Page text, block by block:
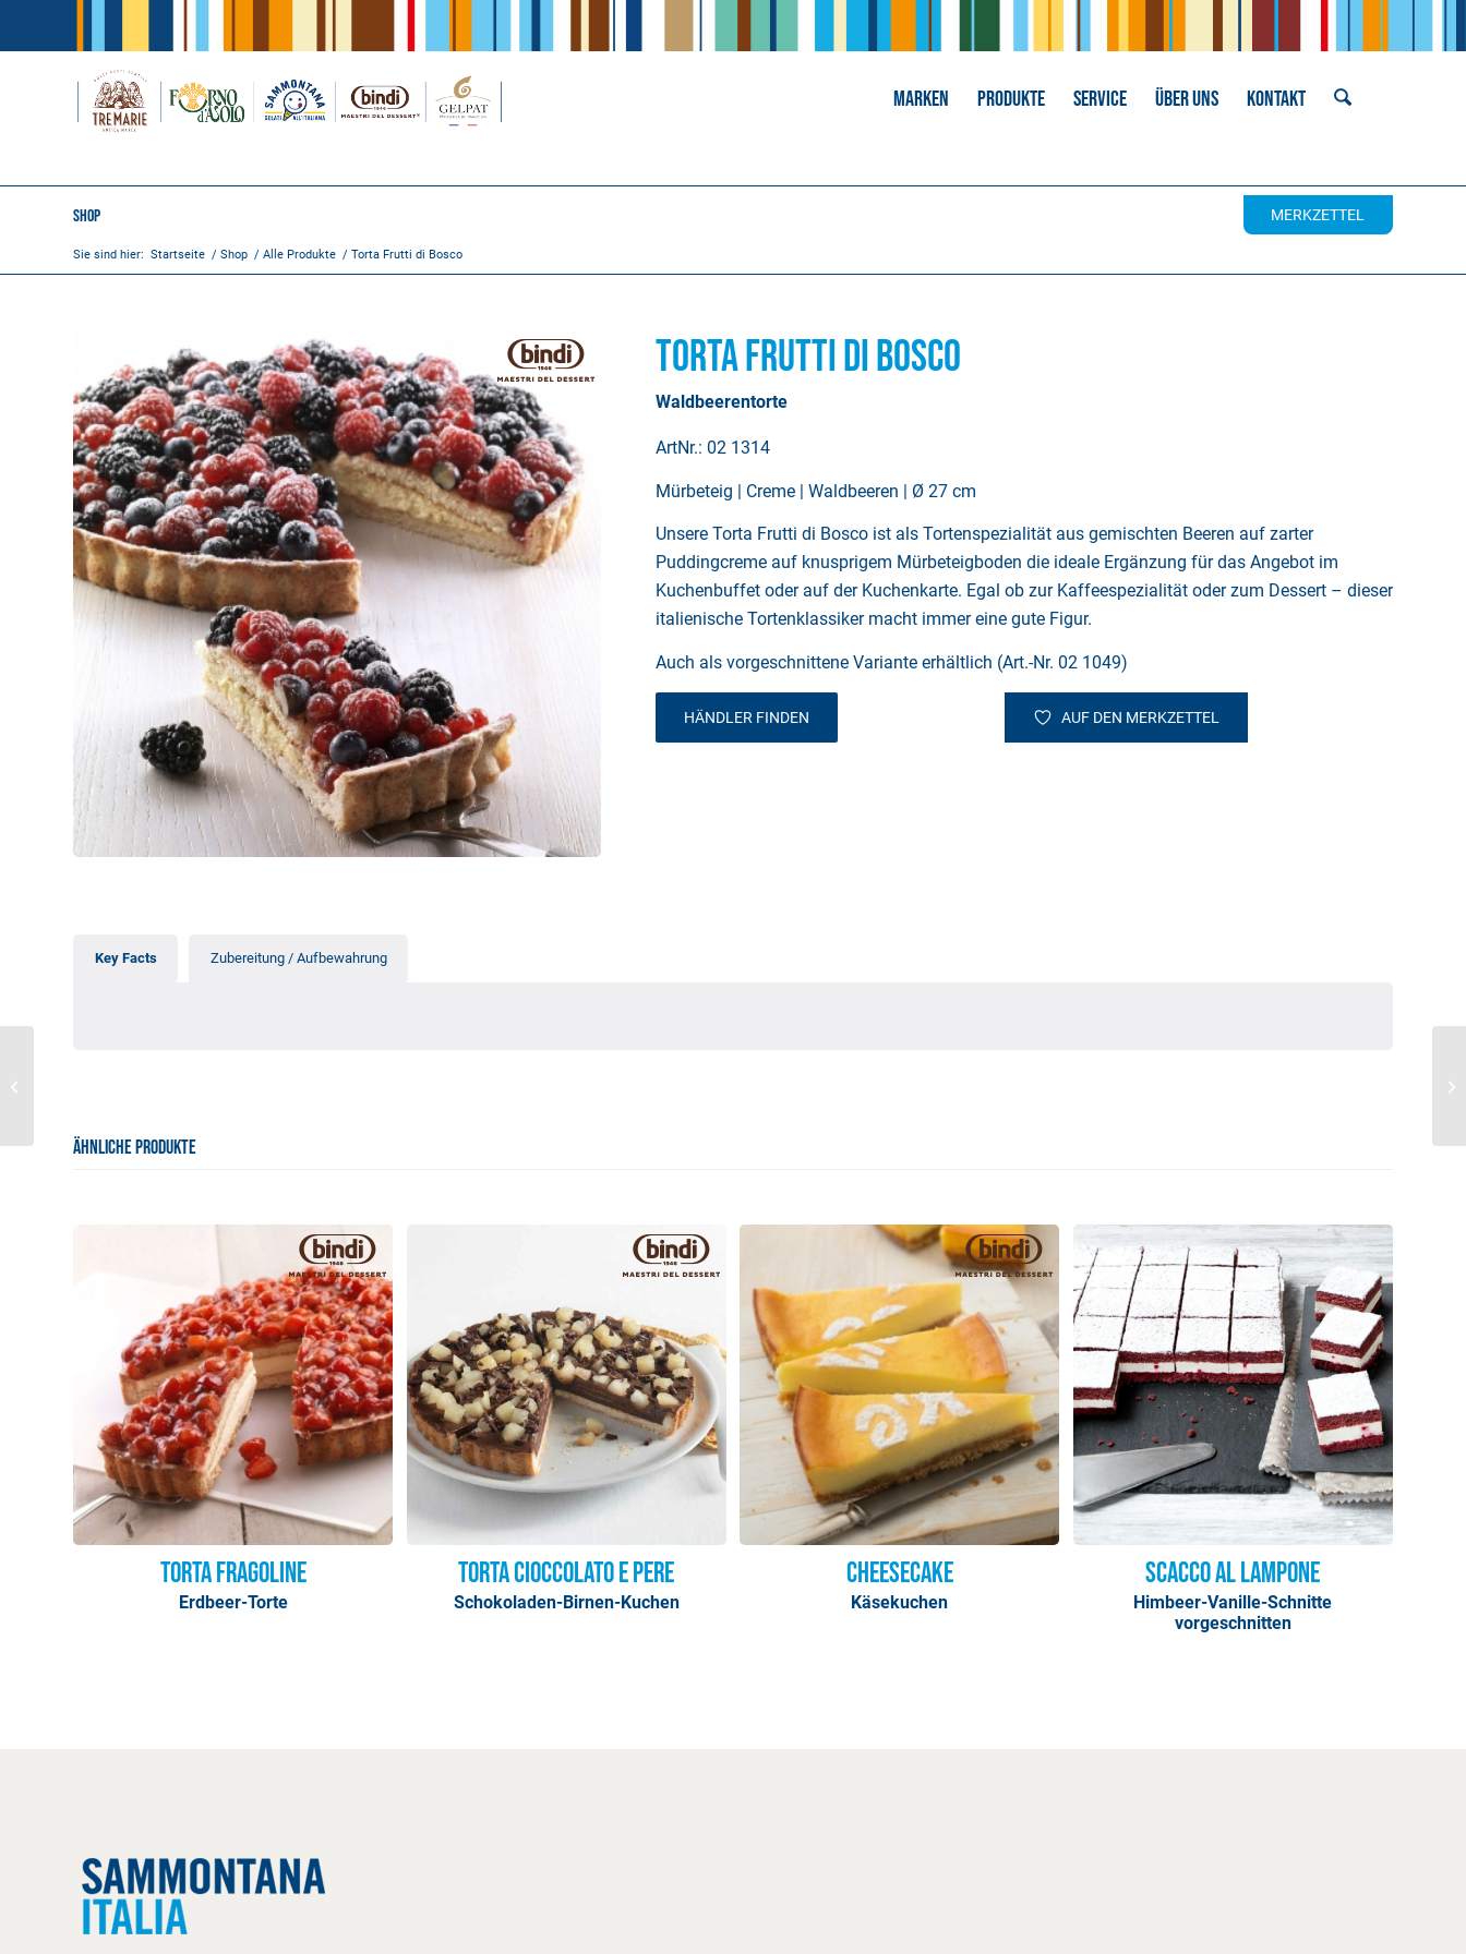
MARKEN PRODUKTE SERVICE ÜBER UNS KONTAKT
MERKZETTEL
Shop
Sie sind hier: Startseite / Shop / Alle Produkte / Torta Frutti di Bosco
Torta Frutti di Bosco
Waldbeerentorte
ArtNr.: 02 1314
Mürbeteig | Creme | Waldbeeren | Ø 27 cm
Unsere Torta Frutti di Bosco ist als Tortenspezialität aus gemischten Beeren auf zarter
Puddingcreme auf knusprigem Mürbeteigboden die ideale Ergänzung für das Angebot im
Kuchenbuffet oder auf der Kuchenkarte. Egal ob zur Kaffeespezialität oder zum Dessert – dieser
italienische Tortenklassiker macht immer eine gute Figur.
Auch als vorgeschnittene Variante erhältlich (Art.-Nr. 02 1049)
HÄNDLER FINDEN AUF DEN MERKZETTEL
Key Facts Zubereitung / Aufbewahrung
ÄHNLICHE PRODUKTE
Torta Fragoline
Erdbeer-Torte
Torta Cioccolato e Pere
Schokoladen-Birnen-Kuchen
Cheesecake
Käsekuchen
Scacco al Lampone
Himbeer-Vanille-Schnitte
vorgeschnitten